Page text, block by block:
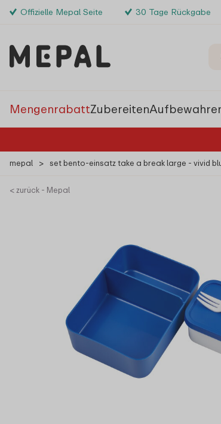
Offizielle Mepal Seite 30 Tage Rückgabe
MengenrabattZubereiten
mepal > set bento-einsatz take a break large - vivid
< zurück - Mepal